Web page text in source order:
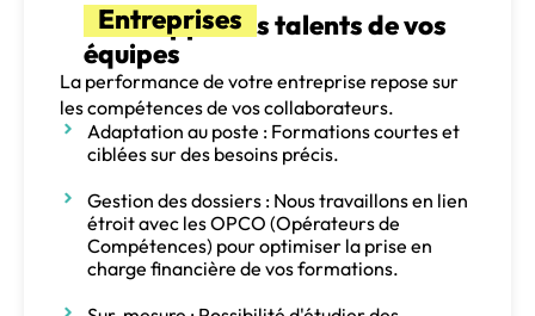
Entreprises
Développez les talents de vos
équipes
La performance de votre entreprise repose sur
les compétences de vos collaborateurs.
Adaptation au poste : Formations courtes et
ciblées sur des besoins précis.
Gestion des dossiers : Nous travaillons en lien
étroit avec les OPCO (Opérateurs de
Compétences) pour optimiser la prise en
charge financière de vos formations.